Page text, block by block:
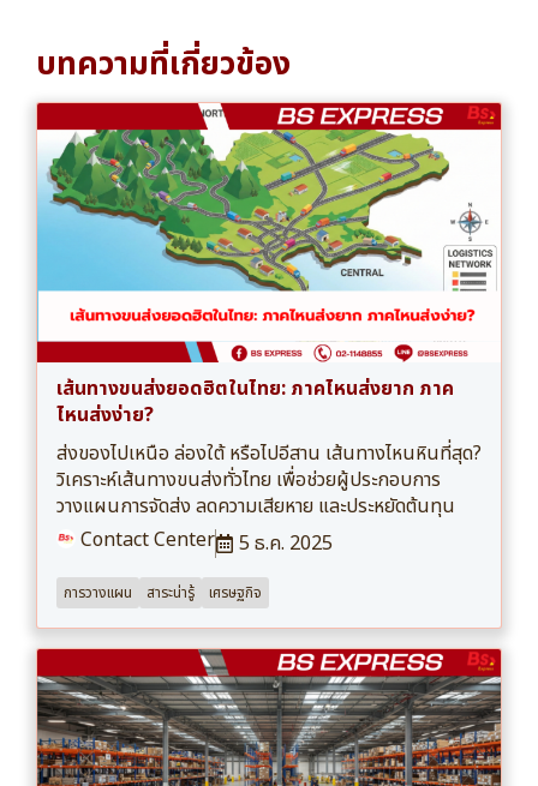
บทความที่เกี่ยวข้อง
เส้นทางขนส่งยอดฮิตในไทย: ภาคไหนส่งยาก ภาค
ไหนส่งง่าย?
ส่งของไปเหนือ ล่องใต้ หรือไปอีสาน เส้นทางไหนหินที่สุด?
วิเคราะห์เส้นทางขนส่งทั่วไทย เพื่อช่วยผู้ประกอบการ
วางแผนการจัดส่ง ลดความเสียหาย และประหยัดต้นทุน
Contact Center
5 ธ.ค. 2025
การวางแผน สาระน่ารู้ เศรษฐกิจ